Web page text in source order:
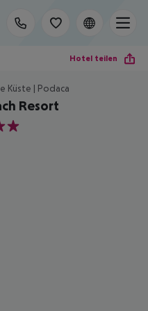
Hotel teilen
Küste | Podaca
Resort